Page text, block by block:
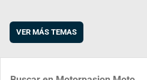
VER MÁS TEMAS